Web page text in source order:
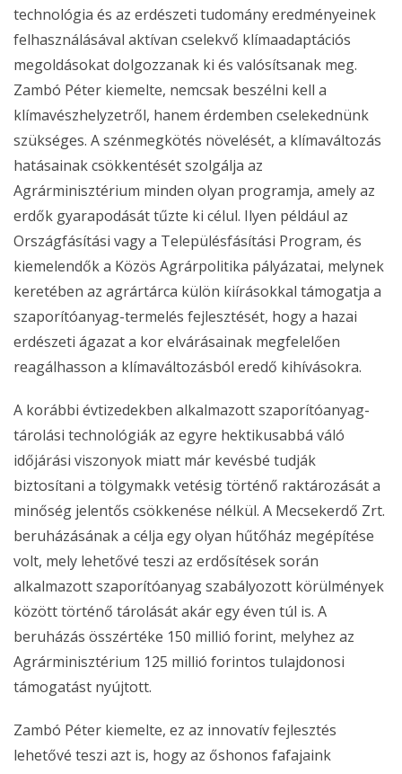
technológia és az erdészeti tudomány eredményeinek
felhasználásával aktívan cselekvő klímaadaptációs
megoldásokat dolgozzanak ki és valósítsanak meg.
Zambó Péter kiemelte, nemcsak beszélni kell a
klímavészhelyzetről, hanem érdemben cselekednünk
szükséges. A szénmegkötés növelését, a klímaváltozás
hatásainak csökkentését szolgálja az
Agrárminisztérium minden olyan programja, amely az
erdők gyarapodását tűzte ki célul. Ilyen például az
Országfásítási vagy a Településfásítási Program, és
kiemelendők a Közös Agrárpolitika pályázatai, melynek
keretében az agrártárca külön kiírásokkal támogatja a
szaporítóanyag-termelés fejlesztését, hogy a hazai
erdészeti ágazat a kor elvárásainak megfelelően
reagálhasson a klímaváltozásból eredő kihívásokra.
A korábbi évtizedekben alkalmazott szaporítóanyag-
tárolási technológiák az egyre hektikusabbá váló
időjárási viszonyok miatt már kevésbé tudják
biztosítani a tölgymakk vetésig történő raktározását a
minőség jelentős csökkenése nélkül. A Mecsekerdő Zrt.
beruházásának a célja egy olyan hűtőház megépítése
volt, mely lehetővé teszi az erdősítések során
alkalmazott szaporítóanyag szabályozott körülmények
között történő tárolását akár egy éven túl is. A
beruházás összértéke 150 millió forint, melyhez az
Agrárminisztérium 125 millió forintos tulajdonosi
támogatást nyújtott.
Zambó Péter kiemelte, ez az innovatív fejlesztés
lehetővé teszi azt is, hogy az őshonos fafajaink